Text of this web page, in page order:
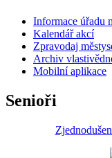
Informace úřadu
Kalendář akcí
Zpravodaj
Archiv
Mobilní aplikace
Senioři